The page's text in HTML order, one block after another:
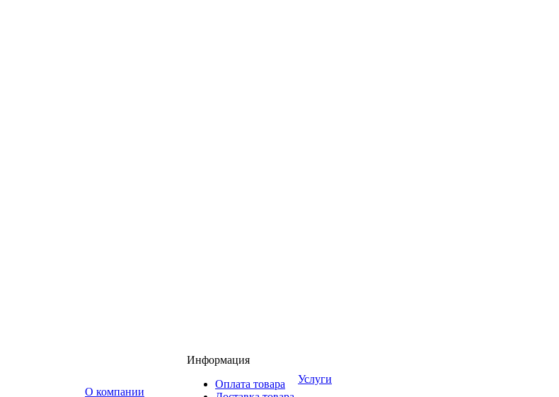
O компании
Информация
Оплата товара
Услуги